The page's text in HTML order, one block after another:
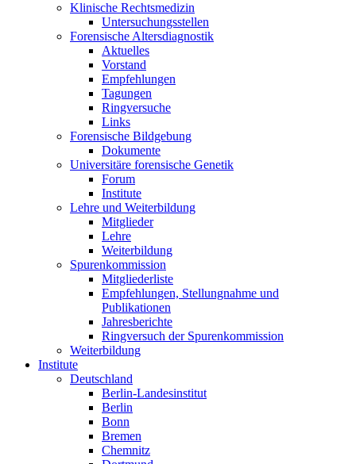
Klinische Rechtsmedizin
Untersuchungsstellen
Forensische Altersdiagnostik
Aktuelles
Vorstand
Empfehlungen
Tagungen
Ringversuche
Links
Forensische Bildgebung
Dokumente
Universitäre forensische Genetik
Forum
Institute
Lehre und Weiterbildung
Mitglieder
Lehre
Weiterbildung
Spurenkommission
Mitgliederliste
Empfehlungen, Stellungnahme und
Publikationen
Jahresberichte
Ringversuch der Spurenkommission
Weiterbildung
Institute
Deutschland
Berlin-Landesinstitut
Berlin
Bonn
Bremen
Chemnitz